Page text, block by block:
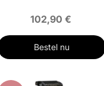
102,90 €
Bestel nu